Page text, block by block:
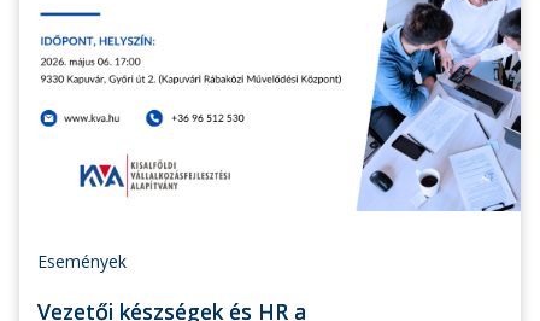
Események
Vezetői készségek és HR a